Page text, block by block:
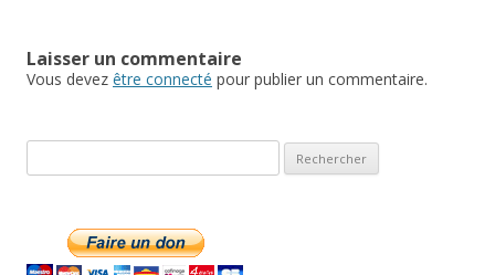
Laisser un commentaire
Vous devez être connecté pour publier un commentaire.
e
e